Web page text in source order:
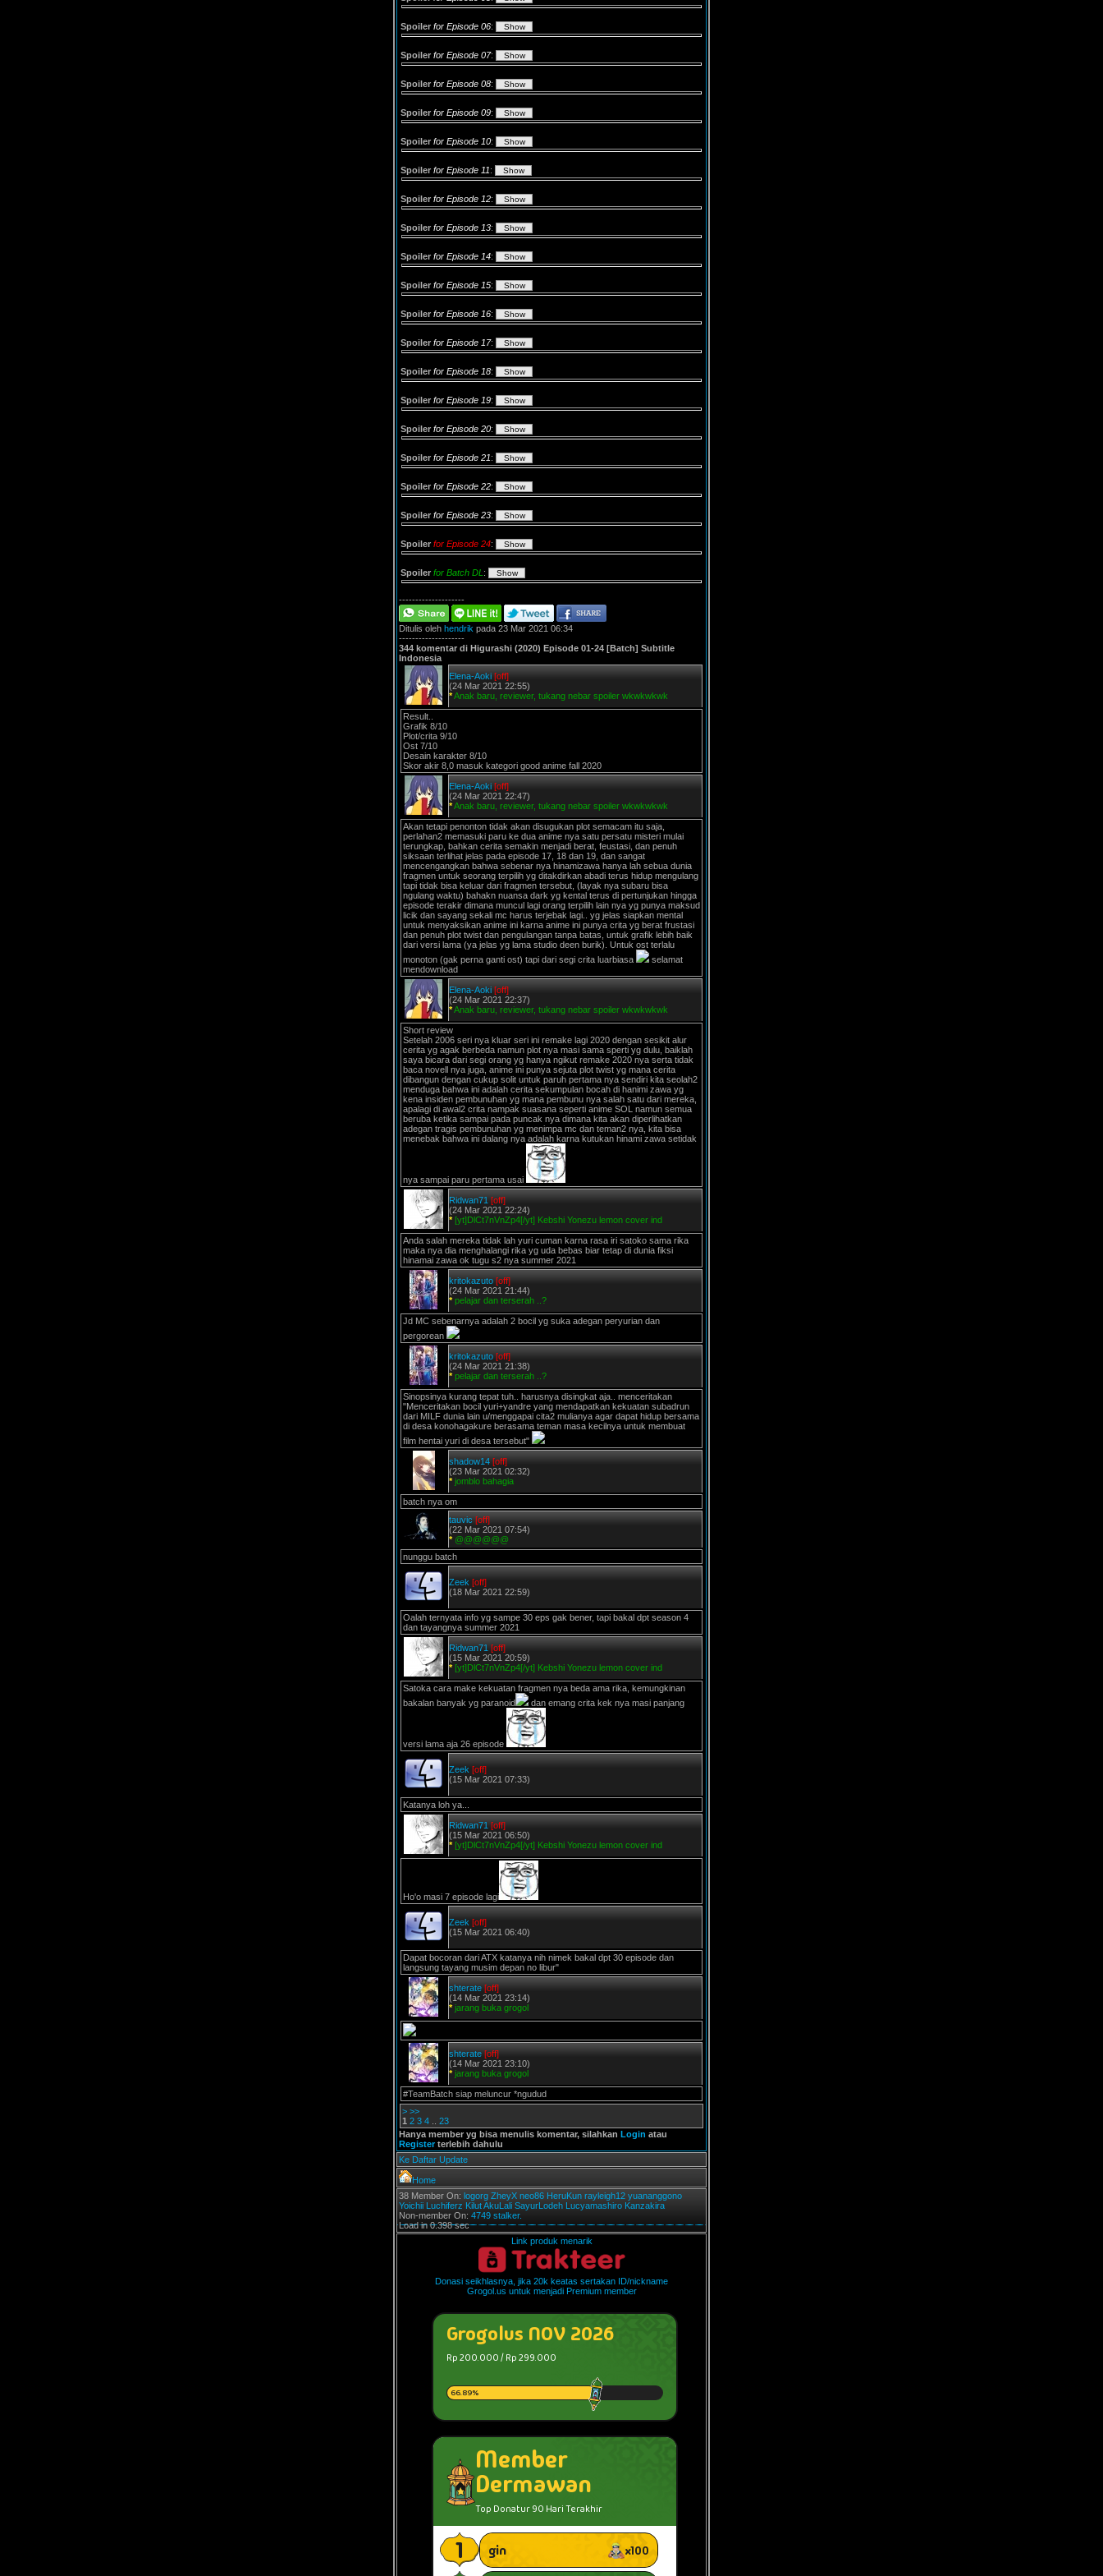
Spoiler for Episode 06:
Spoiler for Episode 07:
Spoiler for Episode 08:
Spoiler for Episode 09:
Spoiler for Episode 10:
Spoiler for Episode 11:
Spoiler for Episode 12:
Spoiler for Episode 13:
Spoiler for Episode 14:
Spoiler for Episode 15:
Spoiler for Episode 16:
Spoiler for Episode 17:
Spoiler for Episode 18:
Spoiler for Episode 19:
Spoiler for Episode 20:
Spoiler for Episode 21:
Spoiler for Episode 22:
Spoiler for Episode 23:
Spoiler for Episode 24:
Spoiler for Batch DL :
--------------------
Ditulis oleh hendrik pada 23 Mar 2021 06:34
--------------------
344 komentar di Higurashi (2020) Episode 01-24 [Batch] Subtitle
Indonesia
Elena-Aoki [off]
(24 Mar 2021 22:55)
*Anak baru, reviewer, tukang nebar spoiler wkwkwkwk
Result..
Grafik 8/10
Plot/crita 9/10
Ost 7/10
Desain karakter 8/10
Skor akir 8,0 masuk kategori good anime fall 2020
Elena-Aoki [off]
(24 Mar 2021 22:47)
*Anak baru, reviewer, tukang nebar spoiler wkwkwkwk
Akan tetapi penonton tidak akan disugukan plot semacam itu saja,
perlahan2 memasuki paru ke dua anime nya satu persatu misteri mulai
terungkap, bahkan cerita semakin menjadi berat, feustasi, dan penuh
siksaan terlihat jelas pada episode 17, 18 dan 19, dan sangat
mencengangkan bahwa sebenar nya hinamizawa hanya lah sebua dunia
fragmen untuk seorang terpilih yg ditakdirkan abadi terus hidup mengulang
tapi tidak bisa keluar dari fragmen tersebut, (layak nya subaru bisa
ngulang waktu) bahakn nuansa dark yg kental terus di pertunjukan hingga
episode terakir dimana muncul lagi orang terpilih lain nya yg punya maksud
licik dan sayang sekali mc harus terjebak lagi.. yg jelas siapkan mental
untuk menyaksikan anime ini karna anime ini punya crita yg berat frustasi
dan penuh plot twist dan pengulangan tanpa batas, untuk grafik lebih baik
dari versi lama (ya jelas yg lama studio deen burik). Untuk ost terlalu
monoton (gak perna ganti ost) tapi dari segi crita luarbiasa
selamat
mendownload
Elena-Aoki [off]
(24 Mar 2021 22:37)
*Anak baru, reviewer, tukang nebar spoiler wkwkwkwk
Short review
Setelah 2006 seri nya kluar seri ini remake lagi 2020 dengan sesikit alur
cerita yg agak berbeda namun plot nya masi sama sperti yg dulu, baiklah
saya bicara dari segi orang yg hanya ngikut remake 2020 nya serta tidak
baca novell nya juga, anime ini punya sejuta plot twist yg mana cerita
dibangun dengan cukup solit untuk paruh pertama nya sendiri kita seolah2
menduga bahwa ini adalah cerita sekumpulan bocah di hanimi zawa yg
kena insiden pembunuhan yg mana pembunu nya salah satu dari mereka,
apalagi di awal2 crita nampak suasana seperti anime SOL namun semua
beruba ketika sampai pada puncak nya dimana kita akan diperlihatkan
adegan tragis pembunuhan yg menimpa mc dan teman2 nya, kita bisa
menebak bahwa ini dalang nya adalah karna kutukan hinami zawa setidak
nya sampai paru pertama usai
Ridwan71 [off]
(24 Mar 2021 22:24)
* [yt]DlCt7nVnZp4[/yt] Kebshi Yonezu lemon cover ind
Anda salah mereka tidak lah yuri cuman karna rasa iri satoko sama rika
maka nya dia menghalangi rika yg uda bebas biar tetap di dunia fiksi
hinamai zawa ok tugu s2 nya summer 2021
kritokazuto [off]
(24 Mar 2021 21:44)
* pelajar dan terserah ..?
Jd MC sebenarnya adalah 2 bocil yg suka adegan peryurian dan
pergorean
kritokazuto [off]
(24 Mar 2021 21:38)
* pelajar dan terserah ..?
Sinopsinya kurang tepat tuh.. harusnya disingkat aja.. menceritakan
"Menceritakan bocil yuri+yandre yang mendapatkan kekuatan subadrun
dari MILF dunia lain u/menggapai cita2 mulianya agar dapat hidup bersama
di desa konohagakure berasama teman masa kecilnya untuk membuat
film hentai yuri di desa tersebut"
shadow14 [off]
(23 Mar 2021 02:32)
* jomblo bahagia
batch nya om
tauvic [off]
(22 Mar 2021 07:54)
* @@@@@@
nunggu batch
Zeek [off]
(18 Mar 2021 22:59)
Oalah ternyata info yg sampe 30 eps gak bener, tapi bakal dpt season 4
dan tayangnya summer 2021
Ridwan71 [off]
(15 Mar 2021 20:59)
* [yt]DlCt7nVnZp4[/yt] Kebshi Yonezu lemon cover ind
Satoka cara make kekuatan fragmen nya beda ama rika, kemungkinan
bakalan banyak yg paranoid
dan emang crita kek nya masi panjang
versi lama aja 26 episode
Zeek [off]
(15 Mar 2021 07:33)
Katanya loh ya...
Ridwan71 [off]
(15 Mar 2021 06:50)
* [yt]DlCt7nVnZp4[/yt] Kebshi Yonezu lemon cover ind
Ho'o masi 7 episode lagi
Zeek [off]
(15 Mar 2021 06:40)
Dapat bocoran dari ATX katanya nih nimek bakal dpt 30 episode dan
langsung tayang musim depan no libur"
shterate [off]
(14 Mar 2021 23:14)
* jarang buka grogol
shterate [off]
(14 Mar 2021 23:10)
* jarang buka grogol
#TeamBatch siap meluncur *ngudud
> >>
1 2 3 4
23
Hanya member yg bisa menulis komentar, silahkan Login atau
Registerterlebih dahulu
Ke Daftar Update
Home
38 Member On: logorg ZheyX neo86 HeruKun rayleigh12 yuananggono
Yoichii Luchiferz KilutAkuLali SayurLodeh Lucyamashiro Kanzakira
Non-member On: 4749 stalker.
Load in 0.398 sec
Link produk menarik
Donasi seikhlasnya, jika 20k keatas sertakan ID/nickname
Grogol.us untuk menjadi Premium member